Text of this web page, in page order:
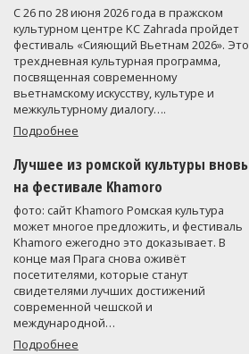
С 26 по 28 июня 2026 года в пражском
культурном центре KC Zahrada пройдет
фестиваль «Сияющий Вьетнам 2026». Это
трехдневная культурная программа,
посвященная современному
вьетнамскому искусству, культуре и
межкультурному диалогу….
Подробнее
Лучшее из ромской культуры вновь
на фестивале Khamoro
фото: сайт Khamoro Ромская культура
может многое предложить, и фестиваль
Khamoro ежегодно это доказывает. В
конце мая Прага снова оживёт
посетителями, которые станут
свидетелями лучших достижений
современной чешской и
международной…
Подробнее